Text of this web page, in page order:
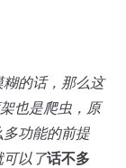
的话，那么这
也是爬虫，原
功能的前提
可以了话不多